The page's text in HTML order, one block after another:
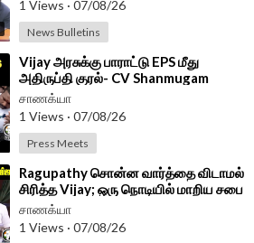
store/....apps/details?id=
1 Views · 07/08/26
News Bulletins
⁣Vijay அரசுக்கு பாராட்டு EPS மீது
அதிருப்தி குரல்- CV Shanmugam
PressMeet | ADMK | TVK |
சாணக்யா
1 Views · 07/08/26
Press Meets
⁣Ragupathy சொன்ன வார்த்தை விடாமல்
சிரித்த Vijay; ஒரு நொடியில் மாறிய சபை
| TN Assembly 2026
சாணக்யா
1 Views · 07/08/26